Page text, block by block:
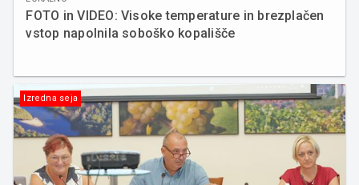
FOTO in VIDEO: Visoke temperature in brezplačen
vstop napolnila soboško kopališče
Izredna seja